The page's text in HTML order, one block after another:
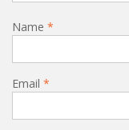
Name *
Email *